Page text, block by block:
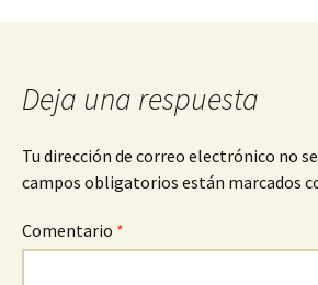
de
entradas
Deja una respuesta
Tu dirección de correo electrónico no
campos obligatorios están marcados
Comentario *